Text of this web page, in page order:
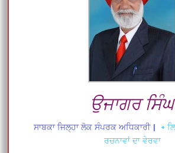
ਉਜਾਗਰ ਸਿੰਘ
ਸਾਬਕਾ ਜਿਲ੍ਹਾ ਲੋਕ ਸੰਪਰਕ ਅਧਿਕਾਰੀ |
+
ਰਚਨਾਵਾਂ ਦਾ ਵੇਰਵਾ